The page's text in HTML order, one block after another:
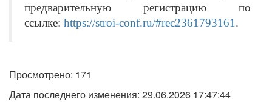
предварительную регистрацию по
ссылке: https://stroi-conf.ru/#rec2361793161 .
Просмотрено: 171
Дата последнего изменения: 29.06.2026 17:47:44